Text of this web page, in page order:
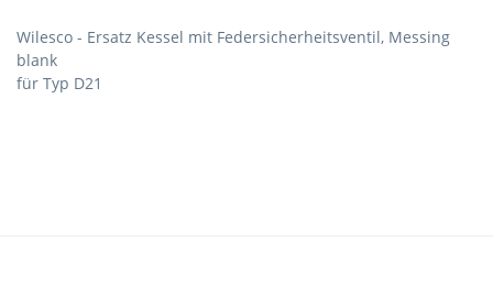
Wilesco - Ersatz Kessel mit Federsicherheitsventil, Messing
blank
für Typ D21